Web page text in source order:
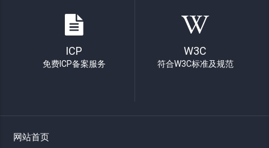
ICP
免费ICP备案服务
W3C
符合W3C标准及规范
网站首页